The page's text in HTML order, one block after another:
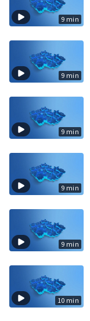
9 min
9 min
9 min
9 min
9 min
10 min